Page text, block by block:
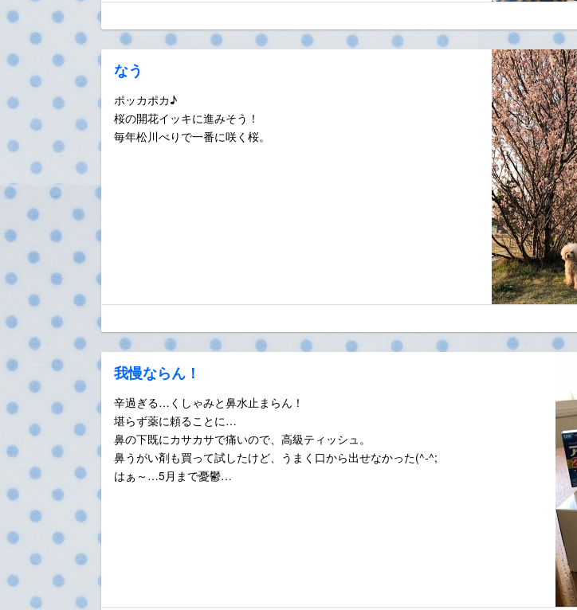
なう
ポッカポカ♪
桜の開花イッキに進みそう！
毎年松川べりで一番に咲く桜。
我慢ならん！
辛過ぎる…くしゃみと鼻水止まらん！
堪らず薬に頼ることに…
鼻の下既にカサカサで痛いので、高級ティッシュ。
鼻うがい剤も買って試したけど、うまく口から出せなかった(^-^;
はぁ～…5月まで憂鬱…